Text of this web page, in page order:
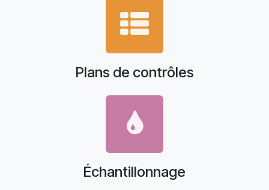
Plans de contrôles
Échantillonnage